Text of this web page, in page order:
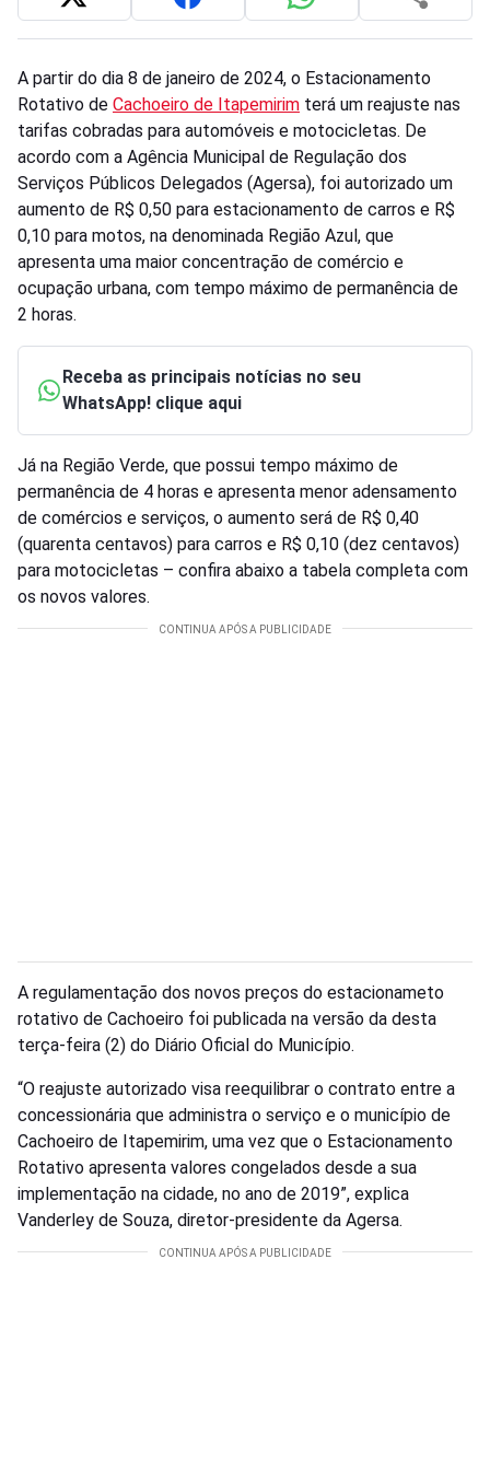
A partir do dia 8 de janeiro de 2024, o Estacionamento
Rotativo de Cachoeiro de Itapemirim terá um reajuste nas
tarifas cobradas para automóveis e motocicletas. De
acordo com a Agência Municipal de Regulação dos
Serviços Públicos Delegados (Agersa), foi autorizado um
aumento de R$ 0,50 para estacionamento de carros e R$
0,10 para motos, na denominada Região Azul, que
apresenta uma maior concentração de comércio e
ocupação urbana, com tempo máximo de permanência de
2 horas.
Receba as principais notícias no seu
WhatsApp! clique aqui
Já na Região Verde, que possui tempo máximo de
permanência de 4 horas e apresenta menor adensamento
de comércios e serviços, o aumento será de R$ 0,40
(quarenta centavos) para carros e R$ 0,10 (dez centavos)
para motocicletas – confira abaixo a tabela completa com
os novos valores.
A regulamentação dos novos preços do estacionameto
rotativo de Cachoeiro foi publicada na versão da desta
terça-feira (2) do Diário Oficial do Município.
“O reajuste autorizado visa reequilibrar o contrato entre a
concessionária que administra o serviço e o município de
Cachoeiro de Itapemirim, uma vez que o Estacionamento
Rotativo apresenta valores congelados desde a sua
implementação na cidade, no ano de 2019”, explica
Vanderley de Souza, diretor-presidente da Agersa.